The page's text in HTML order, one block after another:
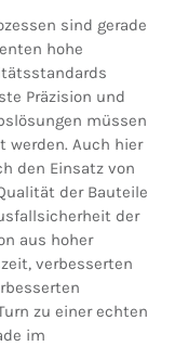
sind gerade
hohe
Präzision und
müssen
werden. Auch hier
den Einsatz von
der Bauteile
der
aus hoher
verbesserten
zu einer echten
im